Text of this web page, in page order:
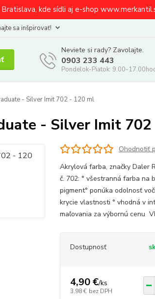
kde sídli aj e-shop
sa inšpirovať!
Neviete si rady? Zavolajte.
0903 233 443
Pondelok-Piatok: 9.00-
- Silver Imit 702 - 120 ml
- Silver Imit
Ohodnotiť
Akrylová farba, značky Daler
č. 702: ° všestranná farba na
pigment° ponúka odolnosť
krycie vlastnosti ° vhodná v
maľovania za výbornú cenu
Dostupnosť
4,90 €/ks
3,98 € bez DPH